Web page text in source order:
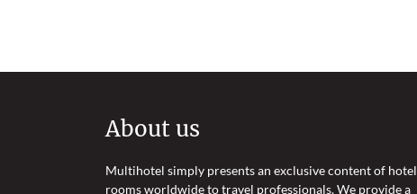
About us
Multihotel simply presents an exclusive content of hotel
rooms worldwide to travel professionals. We provide a